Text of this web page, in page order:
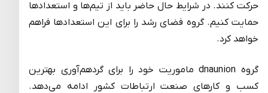
حرکت کنند. در شرایط حال حاضر باید از تیم‌ها و استعدادها
حمایت کنیم. گروه فضای رشد را برای این استعدادها فراهم
خواهد کرد.
گروه dnaunion ماموریت خود را برای گردهم‌آوری بهترین
کسب و کارهای صنعت ارتباطات کشور ادامه می‌دهد.